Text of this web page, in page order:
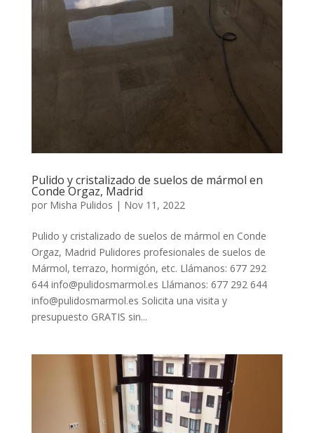
Pulido y cristalizado de suelos de mármol en
Conde Orgaz, Madrid
por Misha Pulidos | Nov 11, 2022
Pulido y cristalizado de suelos de mármol en Conde
Orgaz, Madrid Pulidores profesionales de suelos de
Mármol, terrazo, hormigón, etc. Llámanos: 677 292
644 info@pulidosmarmol.es Llámanos: 677 292 644
info@pulidosmarmol.es Solicita una visita y
presupuesto GRATIS sin...